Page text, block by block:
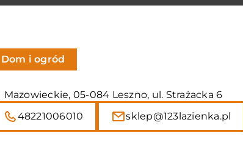
Dom i ogród
Mazowieckie, 05-084 Leszno, ul. Strażacka 6
48221006010
sklep@123lazienka.pl